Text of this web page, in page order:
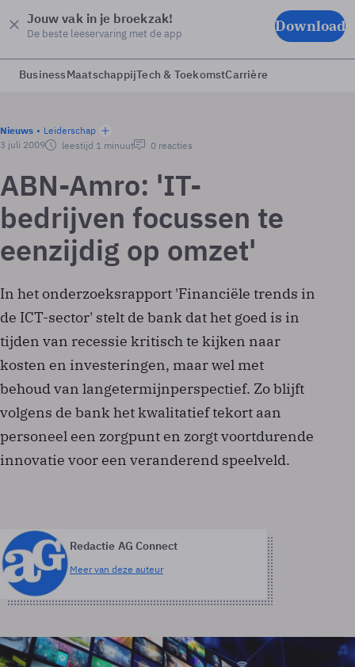
Jouw vak in je broekzak!
De beste leeservaring met de app Download
BusinessMaatschappijTech & ToekomstCarrière
Nieuws
Leiderschap
3 juli 2009
leestijd 1 minuut 0 reacties
ABN-Amro: 'IT-
bedrijven focussen te
eenzijdig op omzet'
In het onderzoeksrapport 'Financiële trends in
de ICT-sector' stelt de bank dat het goed is in
tijden van recessie kritisch te kijken naar
kosten en investeringen, maar wel met
behoud van langetermijnperspectief. Zo blijft
volgens de bank het kwalitatief tekort aan
personeel een zorgpunt en zorgt voortdurende
innovatie voor een veranderend speelveld.
Redactie AG Connect
Meer van deze auteur